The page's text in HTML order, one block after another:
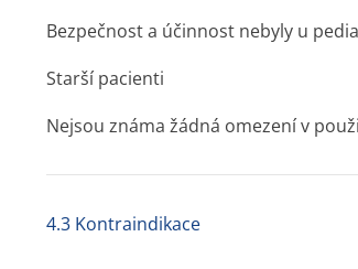
Bezpečnost a účinnost nebyly u
Starší pacienti
Nejsou známa žádná omezení v
4.3 Kontraindikace